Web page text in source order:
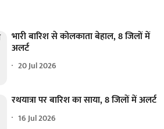
भारी बारिश से कोलकाता बेहाल, 8 जिलों में
अलर्ट
20 Jul 2026
रथयात्रा पर बारिश का साया, 8 जिलों में अलर्ट
16 Jul 2026